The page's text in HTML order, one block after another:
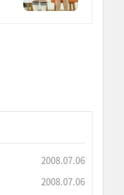
2008.07.06
2008.07.06